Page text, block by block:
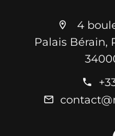
4
Palais Bérain,